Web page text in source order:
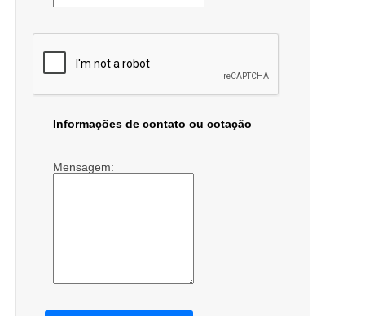
Informações de contato ou cotação
Mensagem: